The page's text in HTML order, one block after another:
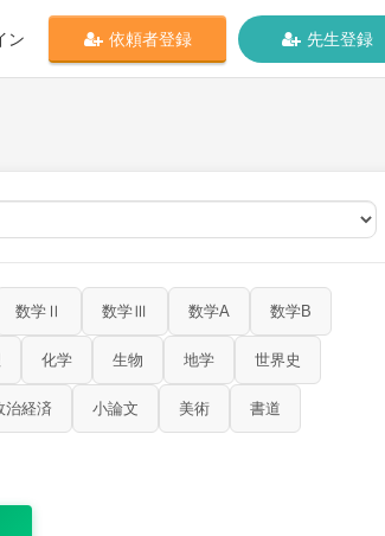
ン 依頼者登録 先生登録
数学Ⅱ 数学Ⅲ 数学A 数学B
化学 生物 地学 世界史
治経済 小論文 美術 書道